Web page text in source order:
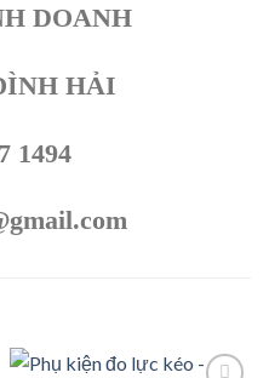
DOANH
HẢI
1494